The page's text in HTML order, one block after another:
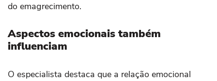
do emagrecimento.
Aspectos emocionais também
influenciam
O especialista destaca que a relação emocional